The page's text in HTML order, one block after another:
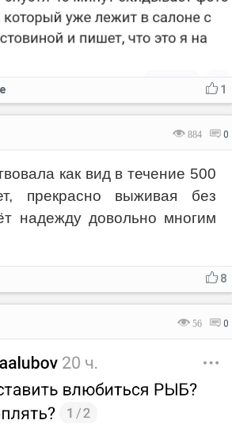
1
884 0
как вид в течение 500
прекрасно выживая без
надежду довольно многим
8
56 0